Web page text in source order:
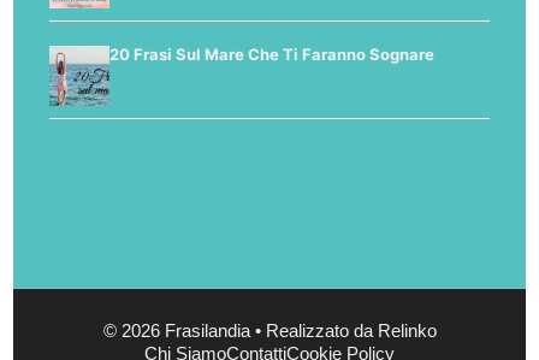
20 Frasi Sul Mare Che Ti Faranno Sognare
© 2026 Frasilandia • Realizzato da Relinko
Chi SiamoContattiCookie Policy